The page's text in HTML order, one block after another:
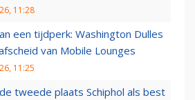
11:28
een tijdperk: Washington Dulles
van Mobile Lounges
11:25
tweede plaats Schiphol als best